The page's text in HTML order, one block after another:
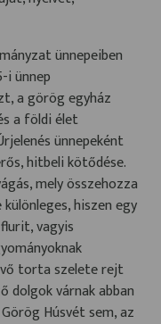
ünnepeiben
i ünnep
a görög egyház
a földi élet
ünnepeként
hitbeli kötődése.
mely összehozza
hiszen egy
vagyis
torta szelete rejt
dolgok várnak abban
Húsvét sem, az